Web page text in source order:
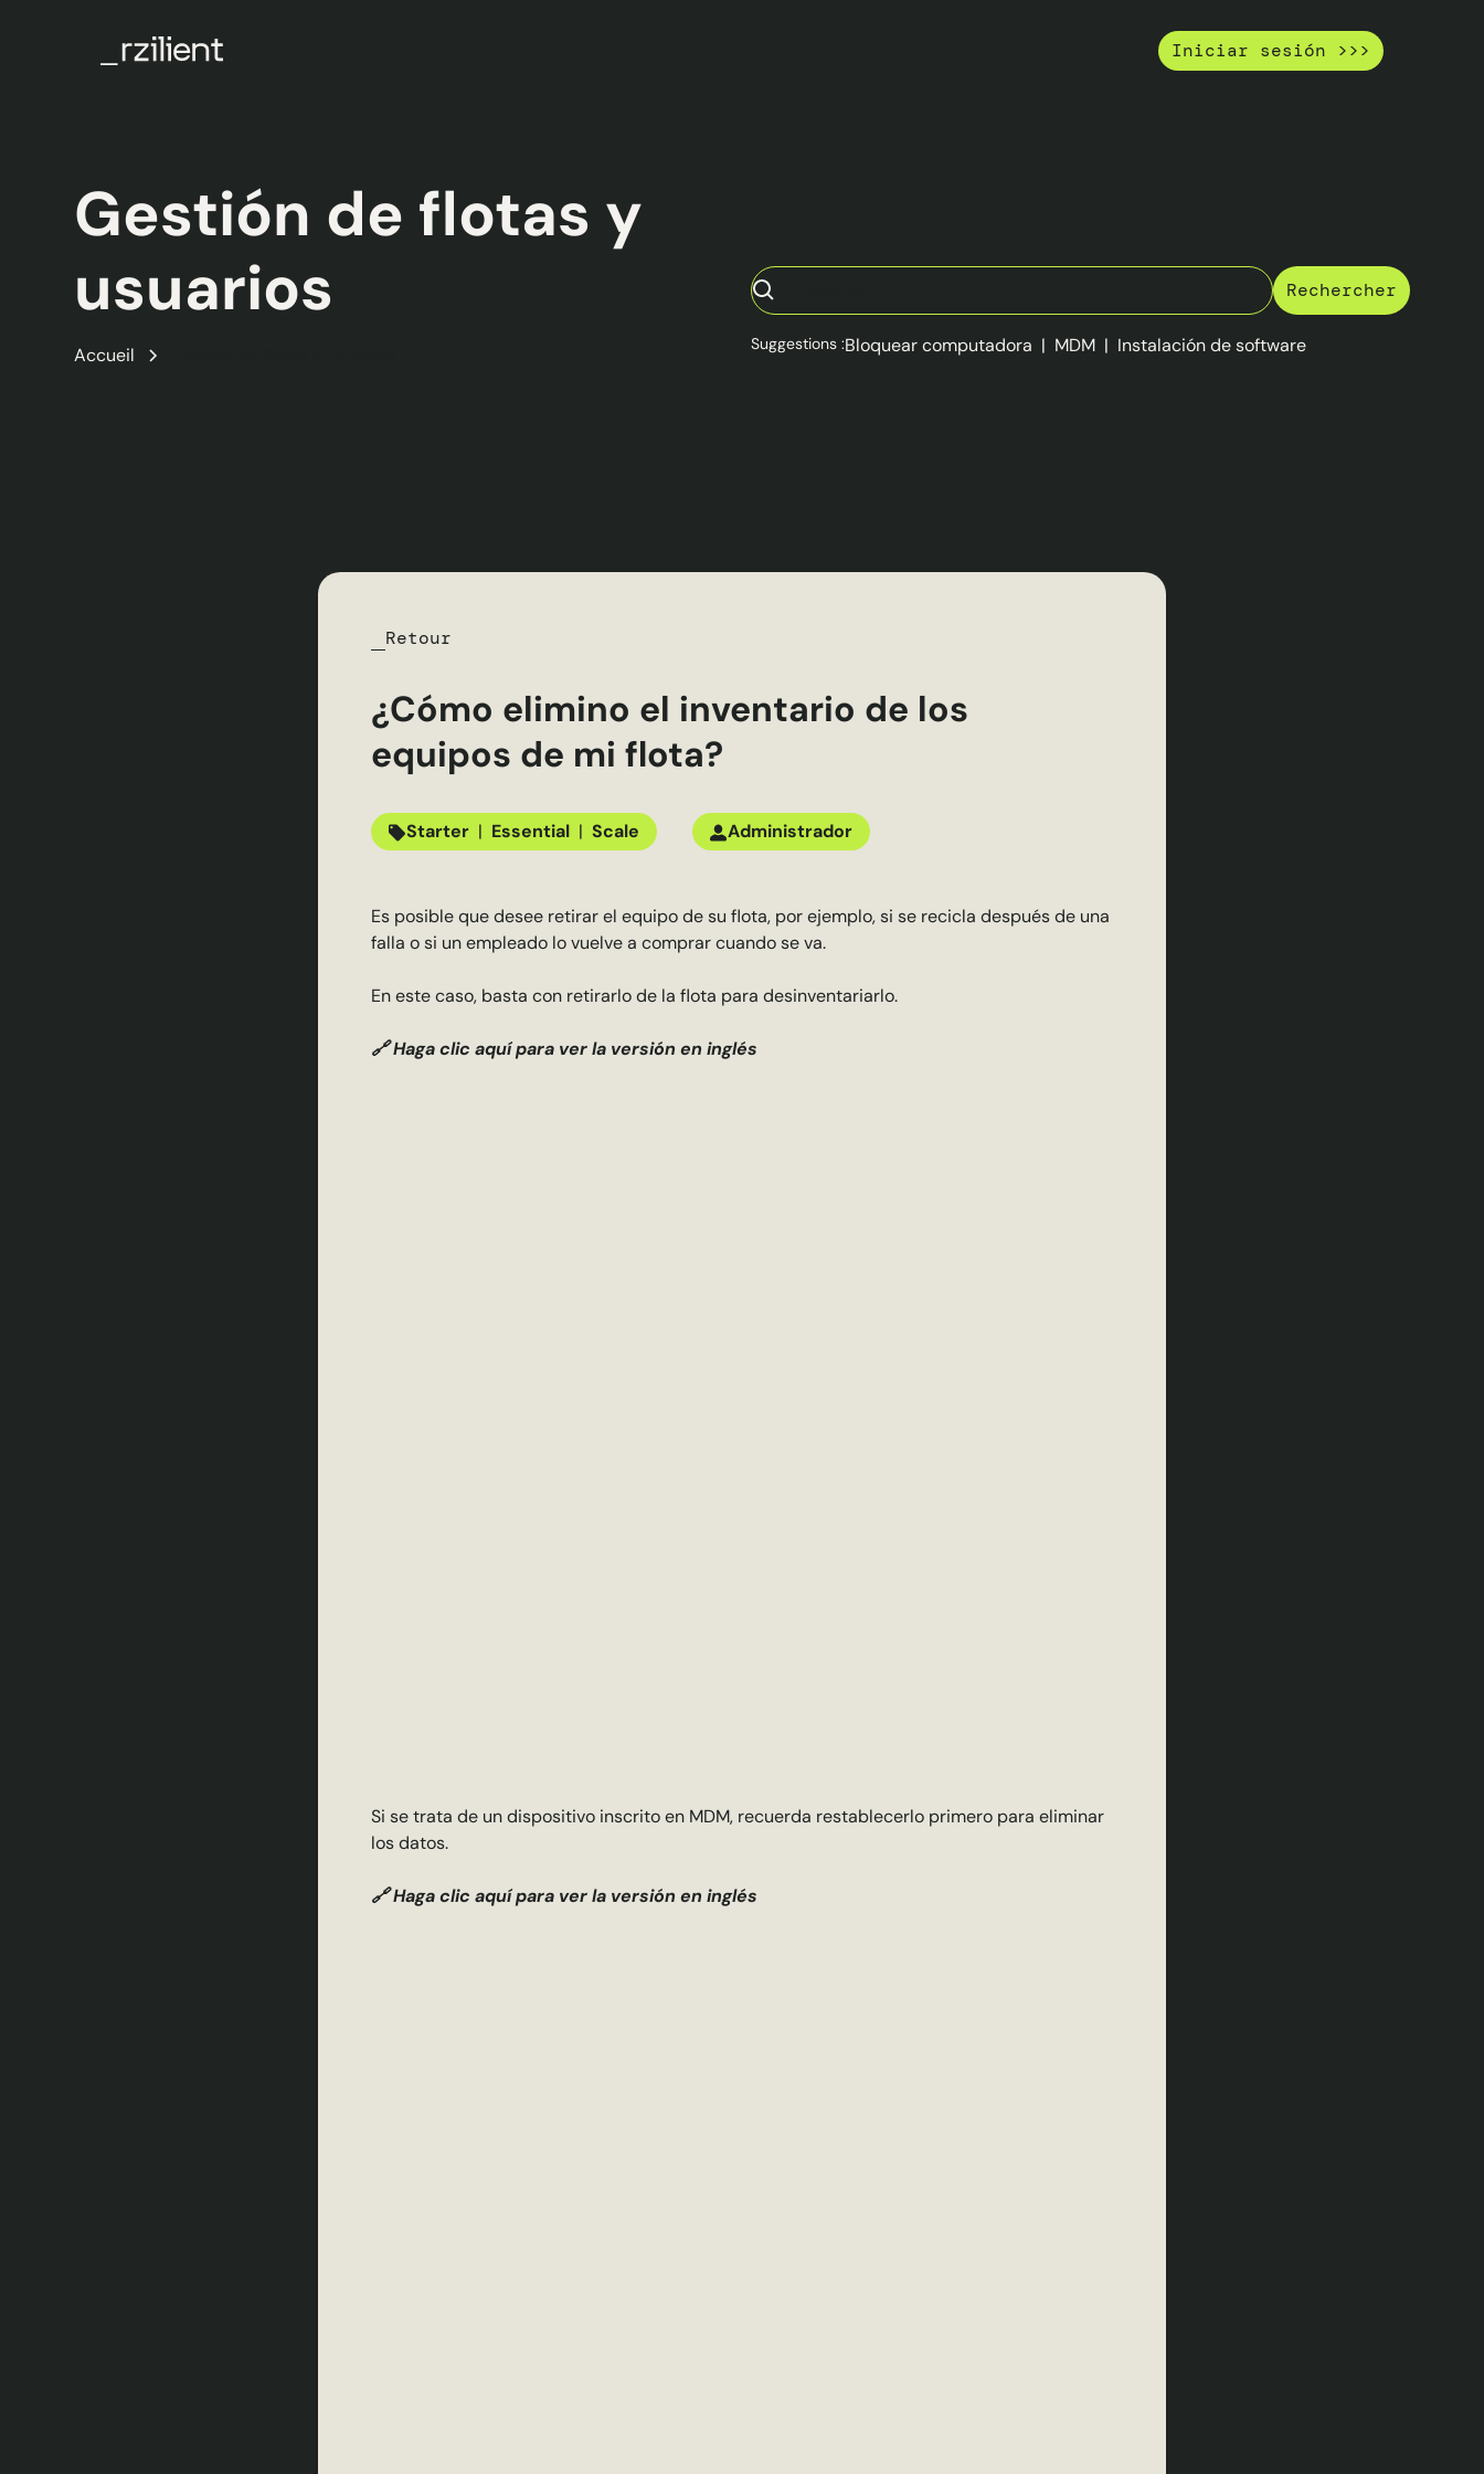
Iniciar sesión >>>
Gestión de flotas y
usuarios
Accueil Suggestions :Bloquear computadora | MDM | Instalación de software
Retour
¿Cómo elimino el inventario de los
equipos de mi flota?
Starter | Essential | Scale Administrador
Es posible que desee retirar el equipo de su flota, por ejemplo, si se recicla después de una
falla o si un empleado lo vuelve a comprar cuando se va.
En este caso, basta con retirarlo de la flota para desinventariarlo.
🔗 Haga clic aquí para ver la versión en inglés
Si se trata de un dispositivo inscrito en MDM, recuerda restablecerlo primero para eliminar
los datos.
🔗 Haga clic aquí para ver la versión en inglés